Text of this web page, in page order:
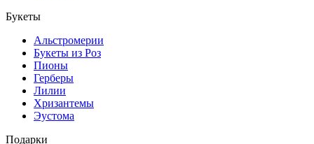
Букеты
Альстромерии
Букеты из Роз
Пионы
Герберы
Лилии
Хризантемы
Эустома
Подарки